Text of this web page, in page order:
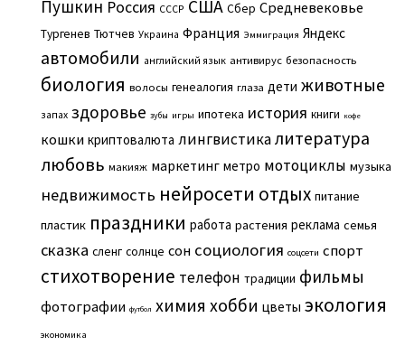
Пушкин Россия СССР США Сбер Средневековье
Тургенев Тютчев Украина Франция Эммиграция Яндекс
автомобили английский язык антивирус безопасность
биология волосы генеалогия глаза дети животные
запах здоровье зубы игры ипотека история книги кофе
кошки криптовалюта лингвистикалитература
любовь макияж маркетинг метро мотоциклы музыка
недвижимость нейросети отдых питание
пластик праздники работа растения реклама семья
сказка сленг солнце сон социология соцсети спорт
стихотворение телефон традиции фильмы
фотографии футбол химия хобби цветы экология
экономика